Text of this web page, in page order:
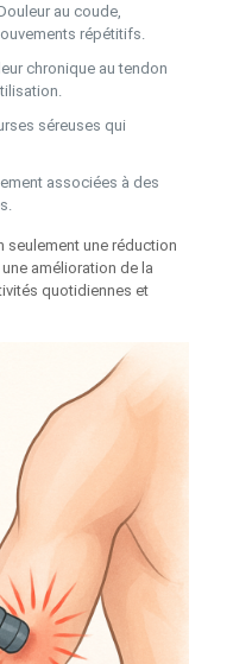
au coude,
répétitifs.
chronique au tendon
séreuses qui
associées à des
seulement une réduction
amélioration de la
quotidiennes et